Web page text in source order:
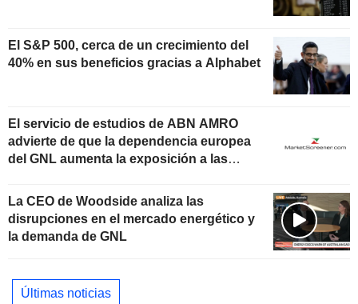
El S&P 500, cerca de un crecimiento del
40% en sus beneficios gracias a Alphabet
El servicio de estudios de ABN AMRO
advierte de que la dependencia europea
del GNL aumenta la exposición a las
La CEO de Woodside analiza las
disrupciones en el mercado energético y
la demanda de GNL
Últimas noticias